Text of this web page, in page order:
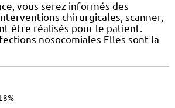
vous serez informés des
chirurgicales, scanner,
être réalisés pour le patient.
nosocomiales Elles sont la